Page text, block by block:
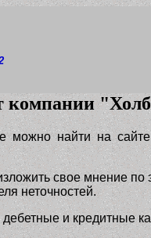
компании
можно найти на
свое мнение по
неточностей.
и кредитные